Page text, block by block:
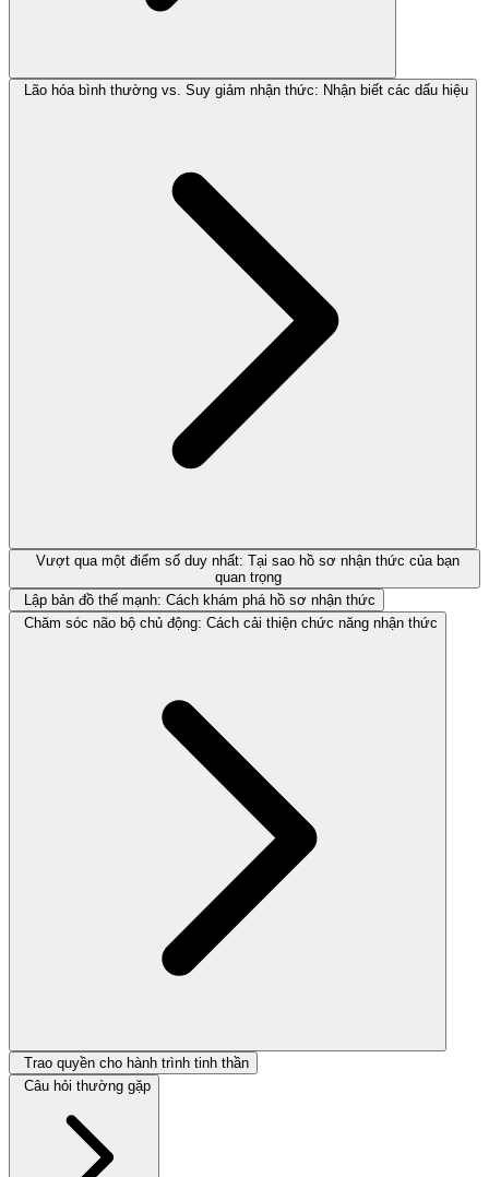
Lão hóa bình thường vs. Suy giảm nhận thức: Nhận biết các dấu hiệu
Vượt qua một điểm số duy nhất: Tại sao hồ sơ nhận thức của bạn
quan trọng
Lập bản đồ thế mạnh: Cách khám phá hồ sơ nhận thức
Chăm sóc não bộ chủ động: Cách cải thiện chức năng nhận thức
Trao quyền cho hành trình tinh thần
Câu hỏi thường gặp